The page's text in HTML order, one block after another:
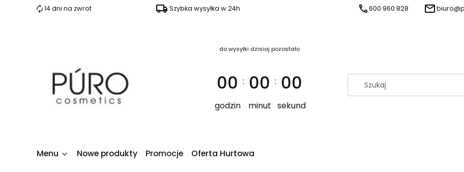
14 dni na zwrot Szybka wysyłka w 24h 600 960 828
do wysyłki dzisiaj pozostało
00
godzin
: 00
minut
: 00
sekund
Menu Nowe produkty Promocje Oferta Hurtowa